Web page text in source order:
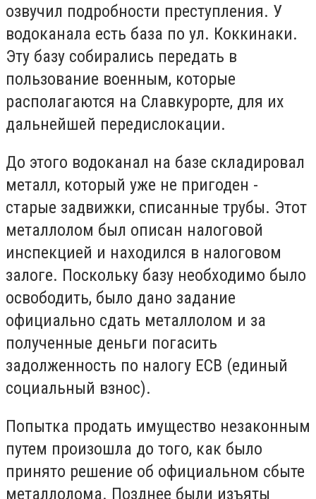
озвучил подробности преступления. У
водоканала есть база по ул. Коккинаки.
Эту базу собирались передать в
пользование военным, которые
располагаются на Славкурорте, для их
дальнейшей передислокации.
До этого водоканал на базе складировал
металл, который уже не пригоден -
старые задвижки, списанные трубы. Этот
металлолом был описан налоговой
инспекцией и находился в налоговом
залоге. Поскольку базу необходимо было
освободить, было дано задание
официально сдать металлолом и за
полученные деньги погасить
задолженность по налогу ЕСВ (единый
социальный взнос).
Попытка продать имущество незаконным
путем произошла до того, как было
принято решение об официальном сбыте
металлолома. Позднее были изъяты